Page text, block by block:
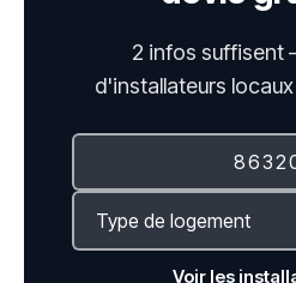
2 infos suffisent
d'installateurs
Voir les